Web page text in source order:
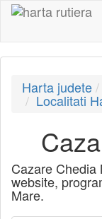
Harta judete
Localitati
Cazare Chedia
website,
Mare.